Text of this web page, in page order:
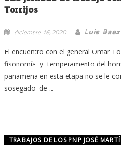
Torrijos
diciembre 16, 2020 Luis Baez
El encuentro con el general Omar
fisonomía y temperamento del
panameña en esta etapa no se le
sosegado de ...
TRABAJOS DE LOS PNP JOSÉ MARTÍ